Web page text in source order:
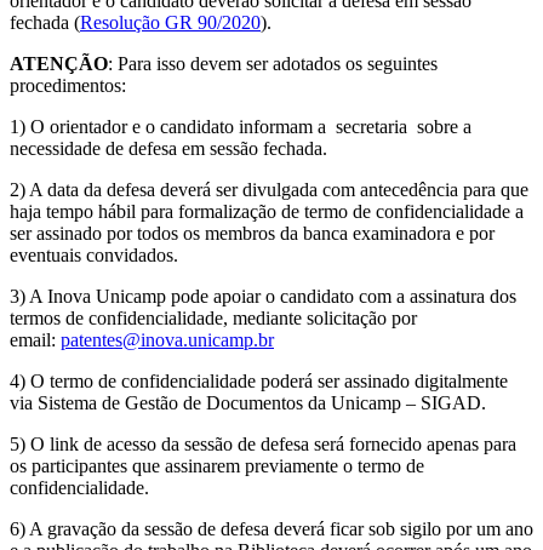
fechada (Resolução GR 90/2020).
ATENÇÃO: Para isso devem ser adotados os seguintes
procedimentos:
1) O orientador e o candidato informam a secretaria sobre a
necessidade de defesa em sessão fechada.
2) A data da defesa deverá ser divulgada com antecedência para que
haja tempo hábil para formalização de termo de confidencialidade a
ser assinado por todos os membros da banca examinadora e por
eventuais convidados.
3) A Inova Unicamp pode apoiar o candidato com a assinatura dos
termos de confidencialidade, mediante solicitação por
email: patentes@inova.unicamp.br
4) O termo de confidencialidade poderá ser assinado digitalmente
via Sistema de Gestão de Documentos da Unicamp – SIGAD.
5) O link de acesso da sessão de defesa será fornecido apenas para
os participantes que assinarem previamente o termo de
confidencialidade.
6) A gravação da sessão de defesa deverá ficar sob sigilo por um ano